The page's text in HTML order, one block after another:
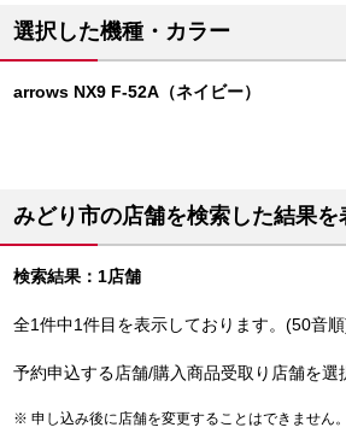
選択した機種・カラー
arrows NX9 F-52A（ネイビー）
みどり市の店舗を検索した結果
検索結果：1店舗
全1件中1件目を表示しております。(50音
予約申込する店舗/購入商品受取り店舗を選
申し込み後に店舗を変更することはできません。